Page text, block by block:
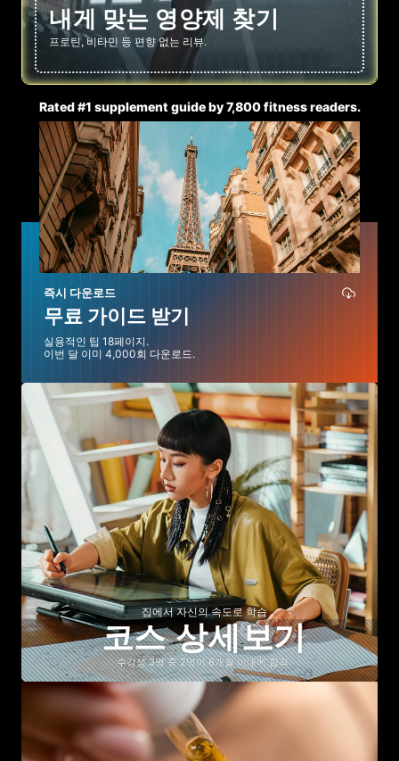
내게 맞는 영양제 찾기
프로틴, 비타민 등 편향 없는 리뷰.
Rated #1 supplement guide by 7,800 fitness readers.
즉시 다운로드
무료 가이드 받기
실용적인 팁 18페이지.
이번 달 이미 4,000회 다운로드.
집에서 자신의 속도로 학습
코스 상세보기
수강생 3명 중 2명이 6개월 이내에 합격.